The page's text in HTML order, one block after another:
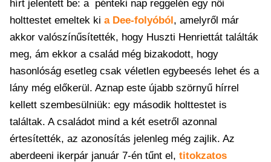
hírt jelentett be: a pénteki nap reggelén egy női
holttestet emeltek ki a Dee-folyóból, amelyről már
akkor valószínűsítették, hogy Huszti Henriettát találták
meg, ám ekkor a család még bizakodott, hogy
hasonlóság esetleg csak véletlen egybeesés lehet és a
lány még előkerül. Aznap este újabb szörnyű hírrel
kellett szembesülniük: egy második holttestet is
találtak. A családot mind a két esetről azonnal
értesítették, az azonosítás jelenleg még zajlik. Az
aberdeeni ikerpár január 7-én tűnt el, titokzatos